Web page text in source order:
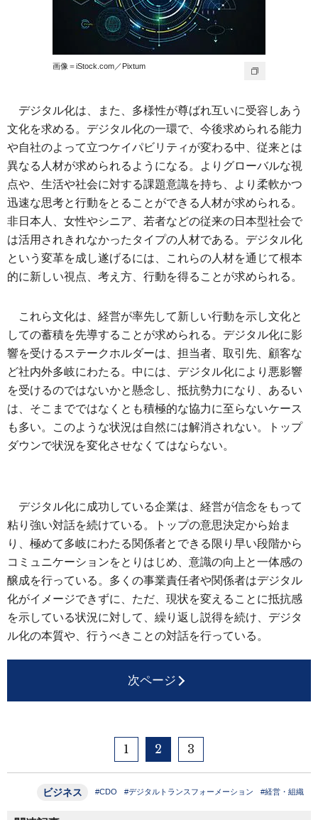
画像＝iStock.com／Pixtum
デジタル化は、また、多様性が尊ばれ互いに受容しあう
文化を求める。デジタル化の一環で、今後求められる能力
や自社のよって立つケイパビリティが変わる中、従来とは
異なる人材が求められるようになる。よりグローバルな視
点や、生活や社会に対する課題意識を持ち、より柔軟かつ
迅速な思考と行動をとることができる人材が求められる。
非日本人、女性やシニア、若者などの従来の日本型社会で
は活用されきれなかったタイプの人材である。デジタル化
という変革を成し遂げるには、これらの人材を通じて根本
的に新しい視点、考え方、行動を得ることが求められる。
これら文化は、経営が率先して新しい行動を示し文化と
しての蓄積を先導することが求められる。デジタル化に影
響を受けるステークホルダーは、担当者、取引先、顧客な
ど社内外多岐にわたる。中には、デジタル化により悪影響
を受けるのではないかと懸念し、抵抗勢力になり、あるい
は、そこまでではなくとも積極的な協力に至らないケース
も多い。このような状況は自然には解消されない。トップ
ダウンで状況を変化させなくてはならない。
デジタル化に成功している企業は、経営が信念をもって
粘り強い対話を続けている。トップの意思決定から始ま
り、極めて多岐にわたる関係者とできる限り早い段階から
コミュニケーションをとりはじめ、意識の向上と一体感の
醸成を行っている。多くの事業責任者や関係者はデジタル
化がイメージできずに、ただ、現状を変えることに抵抗感
を示している状況に対して、繰り返し説得を続け、デジタ
ル化の本質や、行うべきことの対話を行っている。
次ページ
1 2 3
ビジネス #CDO #デジタルトランスフォーメーション #経営・組織